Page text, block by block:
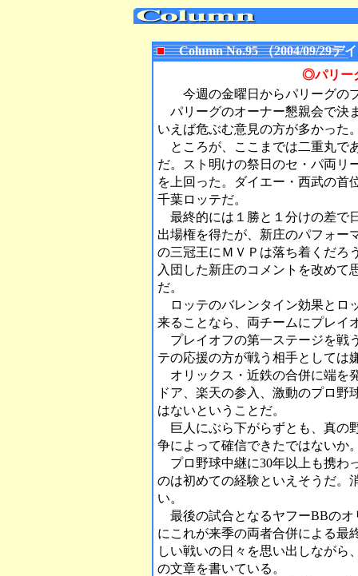
Column No.95 （2004/09/29デ
◎パリー
今週の金曜日からパリーグの
パリーグのオーナー懇親会で決
いえば危ぶむ意見の方が多かった
ところが、ここまでは二重丸で
だ。スト明けの祭日のセ・パ両リ
を上回った。ダイエー・西武の首
千葉ロッテだ。
最終的には１勝と１分けの差で
出場権を得たが、新庄のパフォー
の三冠王にＭＶＰは落ち着くだろ
入団した新庄のコメントを改めて
だ。
ロッテのバレンタイン効果とロ
来ることなら、両チームにプレイ
プレイオフの第一ステージを戦
テの応援の方が戦う相手としては
オリックス・近鉄の合併に端を
ドア、楽天の参入、激動のプロ野
はないということだ。
巨人にぶら下がらずとも、真の
争によって確信できたではないか
プロ野球中継に30年以上も携わ
のは初めての経験といえそうだ。
い。
最後の試合となるヤフーBBのオ
にこれが来季の両者合併による最
しい戦いの日々を思い出しながら
の文章を書いている。